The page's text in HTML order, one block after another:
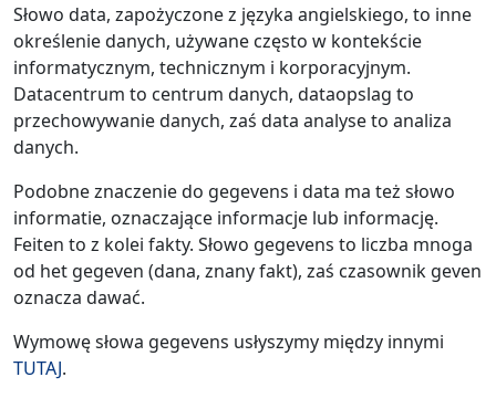
Słowo data, zapożyczone z języka angielskiego, to inne
określenie danych, używane często w kontekście
informatycznym, technicznym i korporacyjnym.
Datacentrum to centrum danych, dataopslag to
przechowywanie danych, zaś data analyse to analiza
danych.
Podobne znaczenie do gegevens i data ma też słowo
informatie, oznaczające informacje lub informację.
Feiten to z kolei fakty. Słowo gegevens to liczba mnoga
od het gegeven (dana, znany fakt), zaś czasownik geven
oznacza dawać.
Wymowę słowa gegevens usłyszymy między innymi
TUTAJ.